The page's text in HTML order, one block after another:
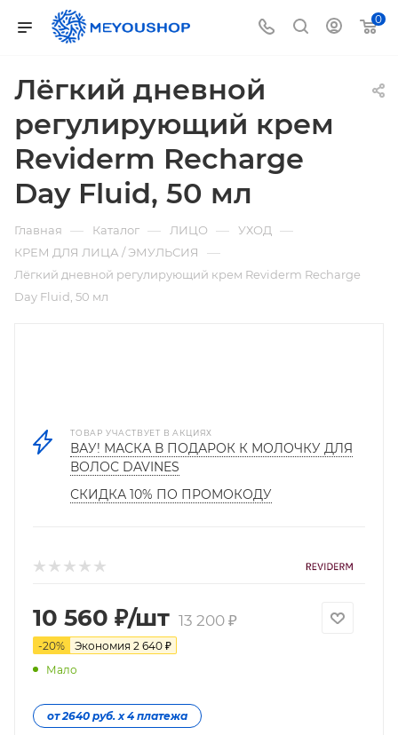
0
Лёгкий дневной
регулирующий крем
Reviderm Recharge
Day Fluid, 50 мл
Главная — Каталог — ЛИЦО — УХОД —
КРЕМ ДЛЯ ЛИЦА / ЭМУЛЬСИЯ —
Лёгкий дневной регулирующий крем Reviderm Recharge
Day Fluid, 50 мл
ТОВАР УЧАСТВУЕТ В АКЦИЯХ
ВАУ! МАСКА В ПОДАРОК К МОЛОЧКУ ДЛЯ
ВОЛОС DAVINES
СКИДКА 10% ПО ПРОМОКОДУ
10 560 ₽/шт 13 200₽
-20% Экономия 2 640 ₽
Мало
от 2640 руб. х 4 платежа